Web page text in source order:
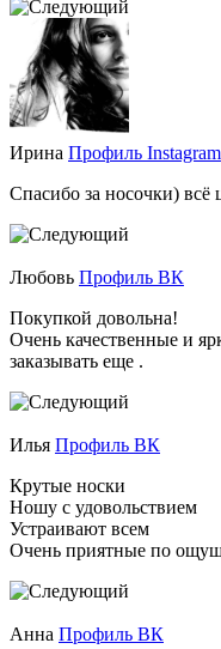
Ирина Профиль Instagram
Спасибо за носочки) всё
Любовь Профиль ВК
Покупкой довольна!
Очень качественные и
заказывать еще .
Илья Профиль ВК
Крутые носки
Ношу с удовольствием
Устраивают всем
Очень приятные по
Анна Профиль ВК